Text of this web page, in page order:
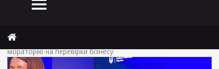
У Мінекономіки розповіли про запровадження 5-річного
мораторію на перевірки бізнесу